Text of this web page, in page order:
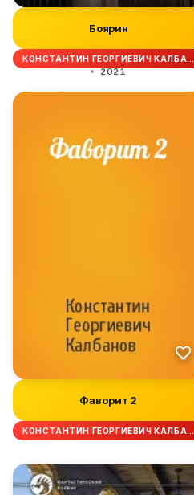
Боярин
КОНСТАНТИН ГЕОРГИЕВИЧ КАЛБА…
2021
Фаворит 2
КОНСТАНТИН ГЕОРГИЕВИЧ КАЛБА…